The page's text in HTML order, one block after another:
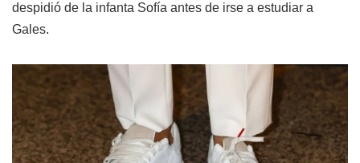
despidió de la infanta Sofía antes de irse a estudiar a
Gales.